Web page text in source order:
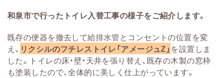
和泉市で行ったトイレ入替工事の様子をご紹介します。
既存の便器を撤去して給排水管とコンセントの位置を変
え、 リクシルのフチレストイレ「アメージュZ」 を設置しま
した。トイレの床・壁・天井を張り替え、既存の木製の窓枠
も塗装したので、全体的に美しく仕上がっています。